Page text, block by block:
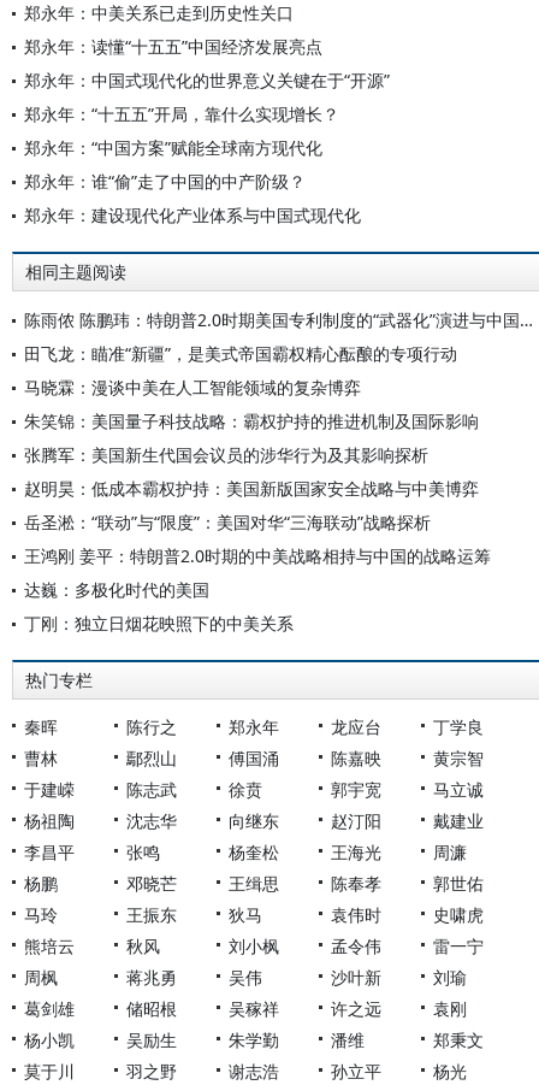
郑永年：中美关系已走到历史性关口
郑永年：读懂“十五五”中国经济发展亮点
郑永年：中国式现代化的世界意义关键在于“开源”
郑永年：“十五五”开局，靠什么实现增长？
郑永年：“中国方案”赋能全球南方现代化
郑永年：谁“偷”走了中国的中产阶级？
郑永年：建设现代化产业体系与中国式现代化
相同主题阅读
陈雨侬 陈鹏玮：特朗普2.0时期美国专利制度的“武器化”演进与中国应对
田飞龙：瞄准“新疆”，是美式帝国霸权精心酝酿的专项行动
马晓霖：漫谈中美在人工智能领域的复杂博弈
朱笑锦：美国量子科技战略：霸权护持的推进机制及国际影响
张腾军：美国新生代国会议员的涉华行为及其影响探析
赵明昊：低成本霸权护持：美国新版国家安全战略与中美博弈
岳圣淞：“联动”与“限度”：美国对华“三海联动”战略探析
王鸿刚 姜平：特朗普2.0时期的中美战略相持与中国的战略运筹
达巍：多极化时代的美国
丁刚：独立日烟花映照下的中美关系
热门专栏
秦晖 陈行之 郑永年 龙应台
丁学良
曹林
鄢烈山 傅国涌 陈嘉映
黄宗智
于建嵘
陈志武 徐贲 郭宇宽
马立诚
杨祖陶
沈志华 向继东 赵汀阳
戴建业
李昌平
张鸣 杨奎松 王海光
周濂
杨鹏
邓晓芒 王缉思 陈奉孝
郭世佑
马玲
王振东 狄马 袁伟时
史啸虎
熊培云
秋风 刘小枫 孟令伟
雷一宁
周枫
蒋兆勇 吴伟 沙叶新
刘瑜
葛剑雄
储昭根 吴稼祥 许之远
袁刚
杨小凯
吴励生 朱学勤 潘维
郑秉文
莫于川
羽之野 谢志浩 孙立平 杨光